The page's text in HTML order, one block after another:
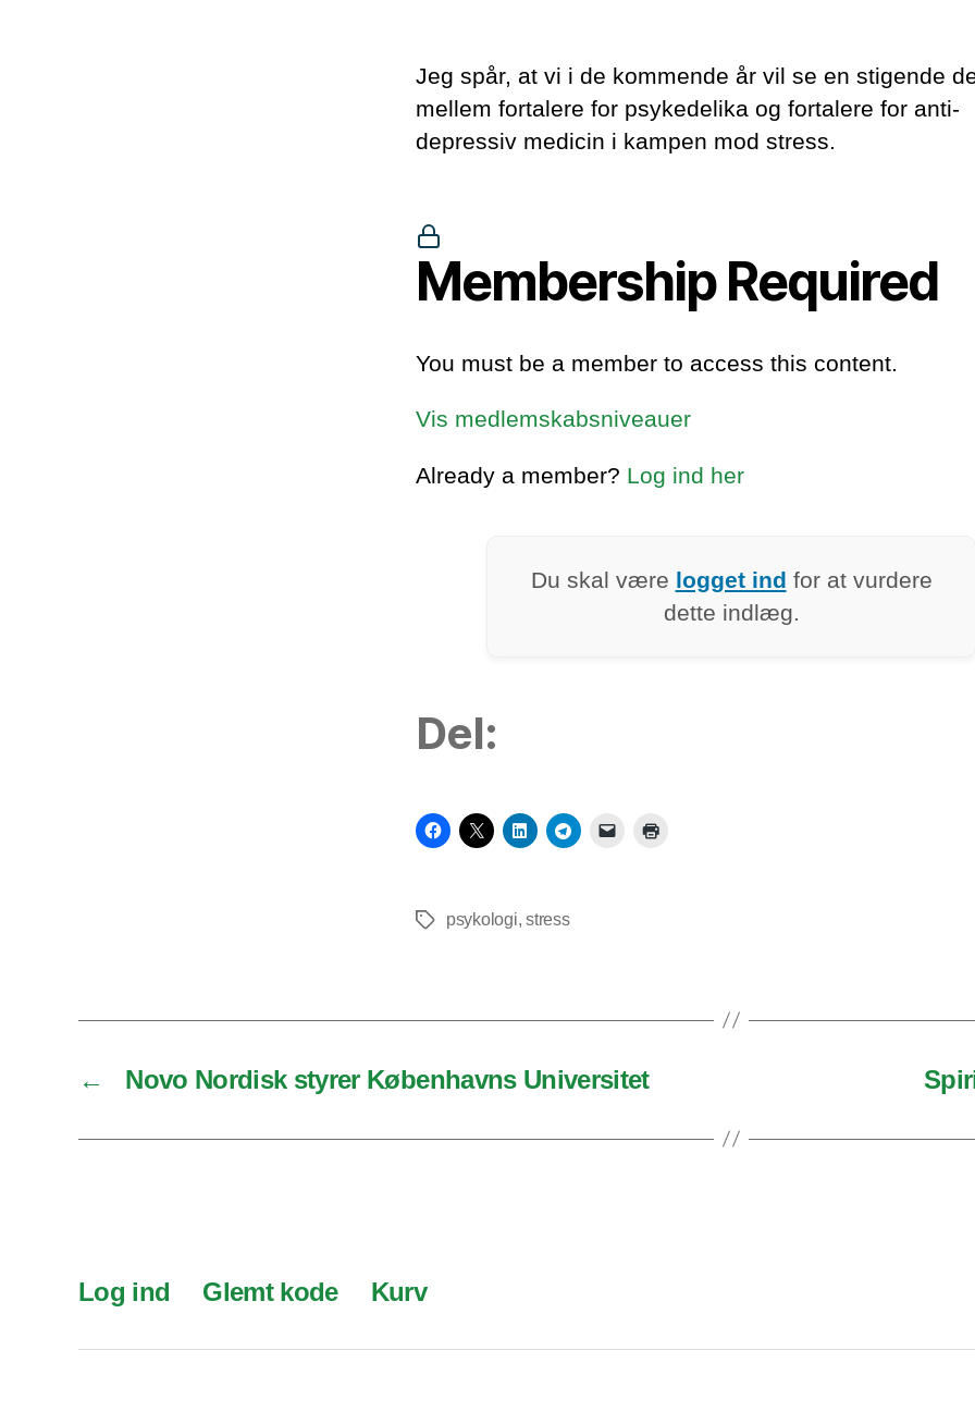
Jeg spår, at vi i de kommende år vil se en stigende
mellem fortalere for psykedelika og fortalere for anti-
depressiv medicin i kampen mod stress.
Membership Required
You must be a member to access this content.
Vis medlemskabsniveauer
Already a member? Log ind her
Du skal være logget ind for at vurdere
dette indlæg.
Del:
Tagspsykologi,stress
← Novo Nordisk styrer Københavns Universitet
Log ind Glemt kode Kurv